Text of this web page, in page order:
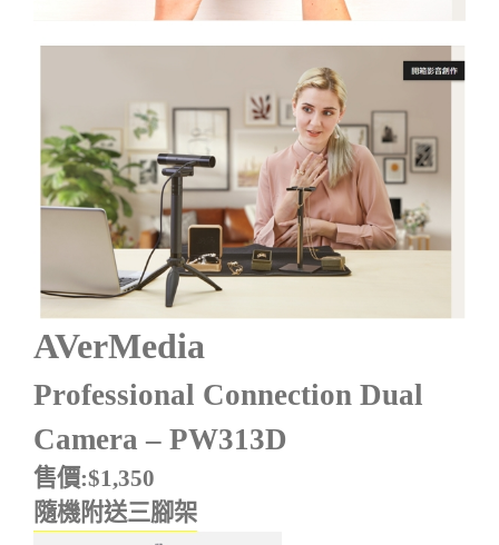
AVerMedia
Professional Connection Dual
Camera – PW313D
售價:$1,350
隨機附送三腳架